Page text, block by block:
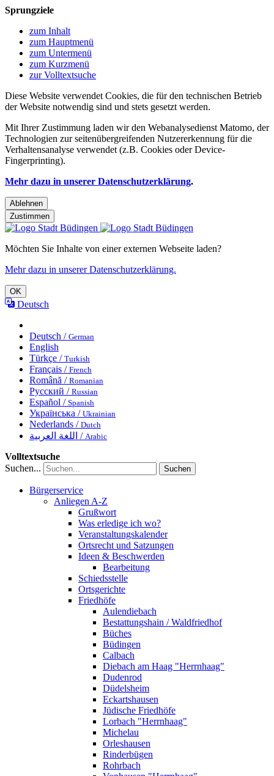
Sprungziele
zum Inhalt
zum Hauptmenü
zum Untermenü
zum Kurzmenü
zur Volltextsuche
Diese Website verwendet Cookies, die für den technischen Betrieb
der Website notwendig sind und stets gesetzt werden.
Mit Ihrer Zustimmung laden wir den Webanalysedienst Matomo, der
Technologien zur seitenübergreifenden Nutzererkennung für die
Verhaltensanalyse verwendet (z.B. Cookies oder Device-
Fingerprinting).
Mehr dazu in unserer Datenschutzerklärung.
Ablehnen
Zustimmen
Möchten Sie Inhalte von einer externen Webseite laden?
Mehr dazu in unserer Datenschutzerklärung.
OK
Deutsch
Deutsch / German
English
Türkçe / Turkish
Français / French
Română / Romanian
Русский / Russian
Español / Spanish
Українська / Ukrainian
Nederlands / Dutch
اللغة العربية / Arabic
Volltextsuche
Suchen...
Suchen
Bürgerservice
Anliegen A-Z
Grußwort
Was erledige ich wo?
Veranstaltungskalender
Ortsrecht und Satzungen
Ideen & Beschwerden
Bearbeitung
Schiedsstelle
Ortsgerichte
Friedhöfe
Aulendiebach
Bestattungshain / Waldfriedhof
Büches
Büdingen
Calbach
Diebach am Haag "Herrnhaag"
Dudenrod
Düdelsheim
Eckartshausen
Jüdische Friedhöfe
Lorbach "Herrnhaag"
Michelau
Orleshausen
Rinderbügen
Rohrbach